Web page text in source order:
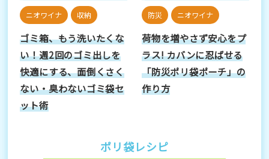
ニオワイナ 収納
ゴミ箱、もう洗いたくな
い！週2回のゴミ出しを
快適にする、面倒くさく
ない・臭わないゴミ袋セ
ット術
防災 ニオワイナ
荷物を増やさず安心をプ
ラス! カバンに忍ばせる
「防災ポリ袋ポーチ」の
作り方
ポリ袋レシピ